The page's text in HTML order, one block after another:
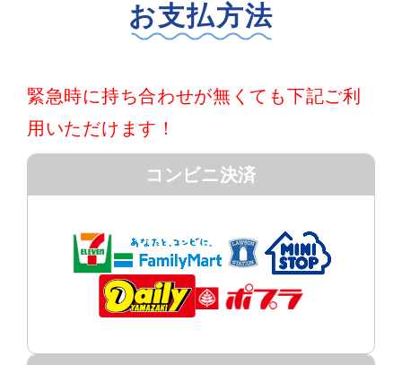
お支払方法
緊急時に持ち合わせが無くても下記ご利
用いただけます！
コンビニ決済